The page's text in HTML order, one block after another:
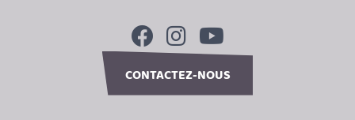
CONTACTEZ-NOUS